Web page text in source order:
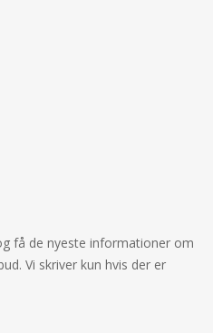
få de nyeste informationer om
Vi skriver kun hvis der er